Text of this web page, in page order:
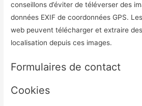
conseillons d’éviter de téléverser des
données EXIF de coordonnées GPS.
web peuvent télécharger et extraire
localisation depuis ces images.
Formulaires de contact
Cookies